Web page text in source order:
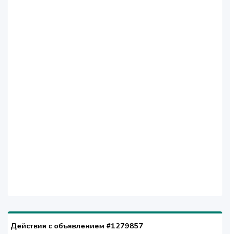
Действия с объявлением #1279857